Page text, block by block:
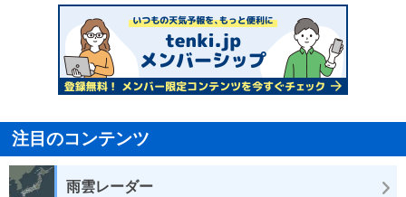
注目のコンテンツ
雨雲レーダー